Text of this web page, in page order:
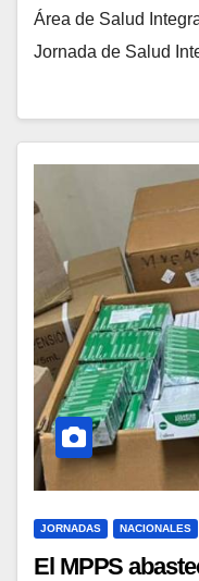
Área de Salud
Jornada de Salud
JORNADAS NACIONALES
El MPPS